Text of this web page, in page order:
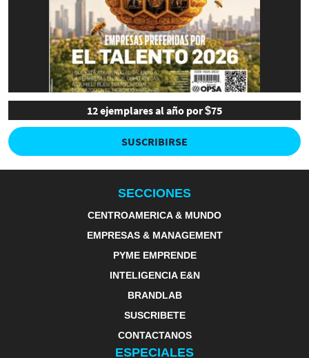
12 ejemplares al año por $75
SUSCRIBIRSE
SECCIONES
CENTROAMERICA & MUNDO
EMPRESAS & MANAGEMENT
PYME EMPRENDE
INTELIGENCIA E&N
BRANDLAB
SUSCRIBETE
CONTACTANOS
ESPECIALES